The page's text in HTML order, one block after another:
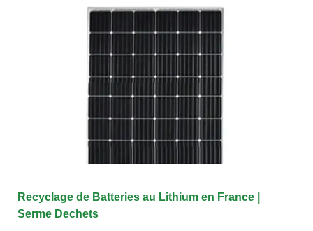
Recyclage de Batteries au Lithium en France |
Serme Dechets